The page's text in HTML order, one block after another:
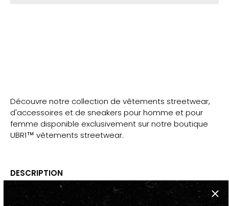
Découvre notre collection de vêtements streetwear,
d'accessoires et de sneakers pour homme et pour
femme disponible exclusivement sur notre boutique
UBR1™ vêtements streetwear.
DESCRIPTION